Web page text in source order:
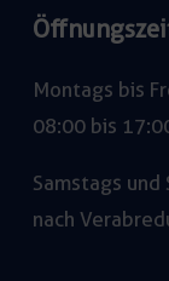
Montags bis
08:00 bis
Samstags und
nach